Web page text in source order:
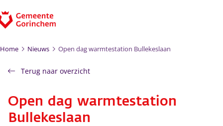
Home Nieuws Open dag warmtestation Bullekeslaan
Terug naar overzicht
Open dag warmtestation
Bullekeslaan